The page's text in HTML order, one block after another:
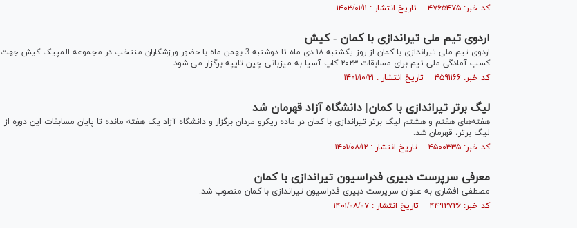
کد خبر: ۴۷۶۵۴۷۵ تاریخ انتشار : ۱۴۰۳/۰۱/۱۱
اردوی تیم ملی تیراندازی با کمان - کیش
اردوی تیم ملی تیراندازی با کمان از روز یکشنبه ۱۸ دی ماه تا دوشنبه 3 بهمن ماه با حضور ورزشکاران منتخب در مجموعه المپیک کیش جهت
کسب آمادگی ملی تیم برای مسابقات ۲۰۲۳ کاپ آسیا به میزبانی چین تایپه برگزار می شود.
کد خبر: ۴۵۹۱۱۶۶ تاریخ انتشار : ۱۴۰۱/۱۰/۲۱
لیگ برتر تیراندازی با کمان| دانشگاه آزاد قهرمان شد
هفته‌های هفتم و هشتم لیگ برتر تیراندازی با کمان در ماده ریکرو مردان برگزار و دانشگاه آزاد یک هفته مانده تا پایان مسابقات این دوره از
لیگ‌ برتر، قهرمان شد.
کد خبر: ۴۵۰۰۳۳۵ تاریخ انتشار : ۱۴۰۱/۰۸/۱۲
معرفی سرپرست دبیری فدراسیون تیراندازی با کمان
مصطفی افشاری به عنوان سرپرست دبیری فدراسیون تیراندازی با کمان منصوب شد.
کد خبر: ۴۴۹۲۷۲۶ تاریخ انتشار : ۱۴۰۱/۰۸/۰۷